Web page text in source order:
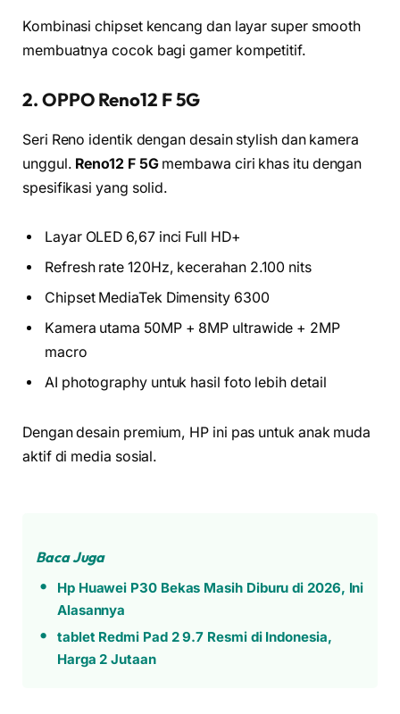
Kombinasi chipset kencang dan layar super smooth
membuatnya cocok bagi gamer kompetitif.
2. OPPO Reno12 F 5G
Seri Reno identik dengan desain stylish dan kamera
unggul. Reno12 F 5Gmembawa ciri khas itu dengan
spesifikasi yang solid.
Layar OLED 6,67 inci Full HD+
Refresh rate 120Hz, kecerahan 2.100 nits
Chipset MediaTek Dimensity 6300
Kamera utama 50MP + 8MP ultrawide + 2MP
macro
AI photography untuk hasil foto lebih detail
Dengan desain premium, HP ini pas untuk anak muda
aktif di media sosial.
Baca Juga
Hp Huawei P30 Bekas Masih Diburu di 2026, Ini
Alasannya
tablet Redmi Pad 2 9.7 Resmi di Indonesia,
Harga 2 Jutaan